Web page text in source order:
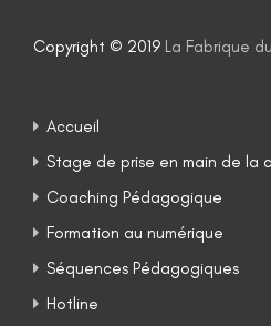
Copyright © 2019 La Fabrique
Accueil
Stage de prise en main de la
Coaching Pédagogique
Formation au numérique
Séquences Pédagogiques
Hotline